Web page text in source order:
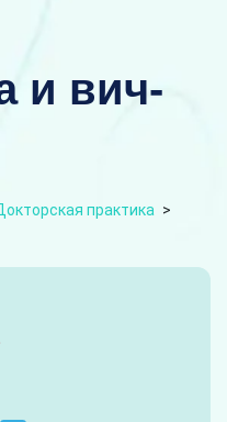
и вич-
практика >